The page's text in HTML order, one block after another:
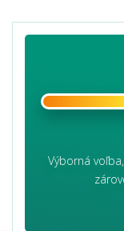
Výborná